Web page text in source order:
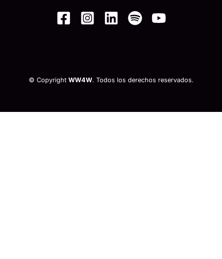
© Copyright WW4W. Todos los derechos reservados.